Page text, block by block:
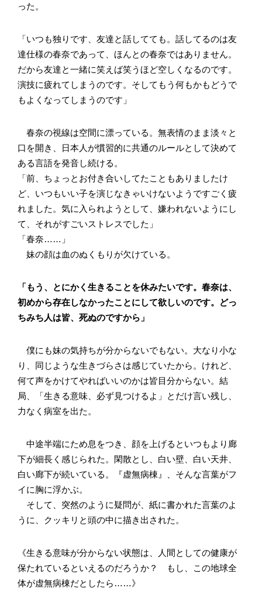
った。
「いつも独りです、友達と話してても。話してるのは友
達仕様の春奈であって、ほんとの春奈ではありません。
だから友達と一緒に笑えば笑うほど空しくなるのです。
演技に疲れてしまうのです。そしてもう何もかもどうで
もよくなってしまうのです」
春奈の視線は空間に漂っている。無表情のまま淡々と
口を開き、日本人が慣習的に共通のルールとして決めて
ある言語を発音し続ける。
「前、ちょっとお付き合いしてたこともありましたけ
ど、いつもいい子を演じなきゃいけないようですごく疲
れました。気に入られようとして、嫌われないようにし
て、それがすごいストレスでした」
「春奈……」
妹の顔は血のぬくもりが欠けている。
「もう、とにかく生きることを休みたいです。春奈は、
初めから存在しなかったことにして欲しいのです。どっ
ちみち人は皆、死ぬのですから」
僕にも妹の気持ちが分からないでもない。大なり小な
り、同じような生きづらさは感じていたから。けれど、
何て声をかけてやればいいのかは皆目分からない。結
局、「生きる意味、必ず見つけるよ」とだけ言い残し、
力なく病室を出た。
中途半端にため息をつき、顔を上げるといつもより廊
下が細長く感じられた。閑散とし、白い壁、白い天井、
白い廊下が続いている。『虚無病棟』、そんな言葉がフ
イに胸に浮かぶ。
そして、突然のように疑問が、紙に書かれた言葉のよ
うに、クッキリと頭の中に描き出された。
《生きる意味が分からない状態は、人間としての健康が
保たれているといえるのだろうか？ もし、この地球全
体が虚無病棟だとしたら……》